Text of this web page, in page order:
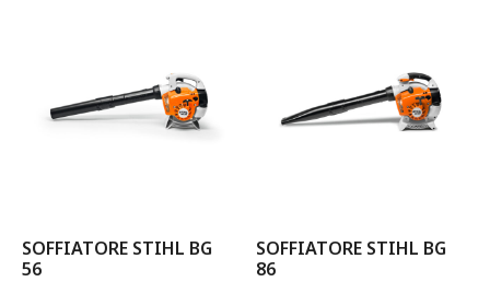
SOFFIATORE STIHL BG
56
SOFFIATORE STIHL BG
86